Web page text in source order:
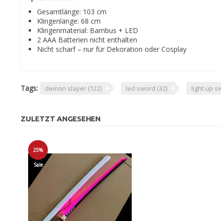
Gesamtlänge: 103 cm
Klingenlänge: 68 cm
Klingenmaterial: Bambus + LED
2 AAA Batterien nicht enthalten
Nicht scharf – nur für Dekoration oder Cosplay
Tags: demon slayer (122) led sword (32) light up
ZULETZT ANGESEHEN
25%
Sale